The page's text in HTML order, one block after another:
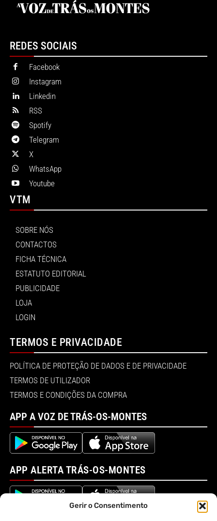
Gerir o Consentimento
REDES SOCIAIS
Facebook
Instagram
Linkedin
RSS
Spotify
Telegram
X
WhatsApp
Youtube
VTM
SOBRE NÓS
CONTACTOS
FICHA TÉCNICA
ESTATUTO EDITORIAL
PUBLICIDADE
LOJA
LOGIN
TERMOS E PRIVACIDADE
POLÍTICA DE PROTEÇÃO DE DADOS E DE PRIVACIDADE
TERMOS DE UTILIZADOR
TERMOS E CONDIÇÕES DA COMPRA
APP A VOZ DE TRÁS-OS-MONTES
APP ALERTA TRÁS-OS-MONTES